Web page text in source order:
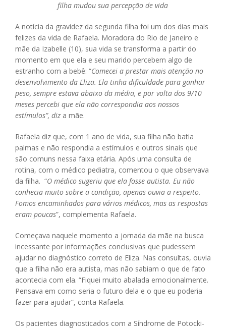
filha mudou sua percepção de vida
A notícia da gravidez da segunda filha foi um dos dias mais
felizes da vida de Rafaela. Moradora do Rio de Janeiro e
mãe da Izabelle (10), sua vida se transforma a partir do
momento em que ela e seu marido percebem algo de
estranho com a bebê: “Comecei a prestar mais atenção no
desenvolvimento da Eliza. Ela tinha dificuldade para ganhar
peso, sempre estava abaixo da média, e por volta dos 9/10
meses percebi que ela não correspondia aos nossos
estímulos”, diza mãe.
Rafaela diz que, com 1 ano de vida, sua filha não batia
palmas e não respondia a estímulos e outros sinais que
são comuns nessa faixa etária. Após uma consulta de
rotina, com o médico pediatra, comentou o que observava
da filha. “O médico sugeriu que ela fosse autista. Eu não
conhecia muito sobre a condição, apenas ouvia a respeito.
Fomos encaminhados para vários médicos, mas as respostas
eram poucas”, complementa Rafaela.
Começava naquele momento a jornada da mãe na busca
incessante por informações conclusivas que pudessem
ajudar no diagnóstico correto de Eliza. Nas consultas, ouvia
que a filha não era autista, mas não sabiam o que de fato
acontecia com ela. “Fiquei muito abalada emocionalmente.
Pensava em como seria o futuro dela e o que eu poderia
fazer para ajudar”, conta Rafaela.
Os pacientes diagnosticados com a Síndrome de Potocki-